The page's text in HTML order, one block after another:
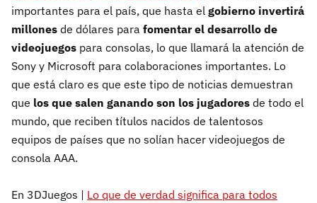
importantes para el país, que hasta el gobierno invertirá
millones de dólares para fomentar el desarrollo de
videojuegos para consolas, lo que llamará la atención de
Sony y Microsoft para colaboraciones importantes. Lo
que está claro es que este tipo de noticias demuestran
que los que salen ganando son los jugadores de todo el
mundo, que reciben títulos nacidos de talentosos
equipos de países que no solían hacer videojuegos de
consola AAA.
En 3DJuegos | Lo que de verdad significa para todos